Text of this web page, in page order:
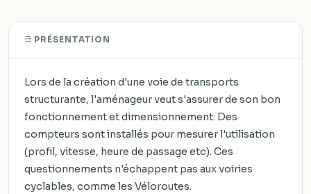
PRÉSENTATION
Lors de la création d'une voie de transports
structurante, l'aménageur veut s'assurer de son bon
fonctionnement et dimensionnement. Des
compteurs sont installés pour mesurer l'utilisation
(profil, vitesse, heure de passage etc). Ces
questionnements n'échappent pas aux voiries
cyclables, comme les Véloroutes.